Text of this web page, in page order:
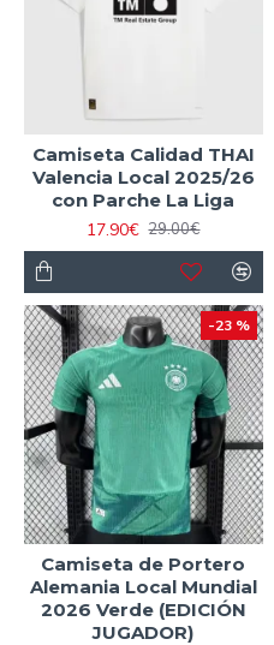
Camiseta Calidad THAI
Valencia Local 2025/26
con Parche La Liga
17.90€ 29.00€
-23 %
Camiseta de Portero
Alemania Local Mundial
2026 Verde (EDICIÓN
JUGADOR)